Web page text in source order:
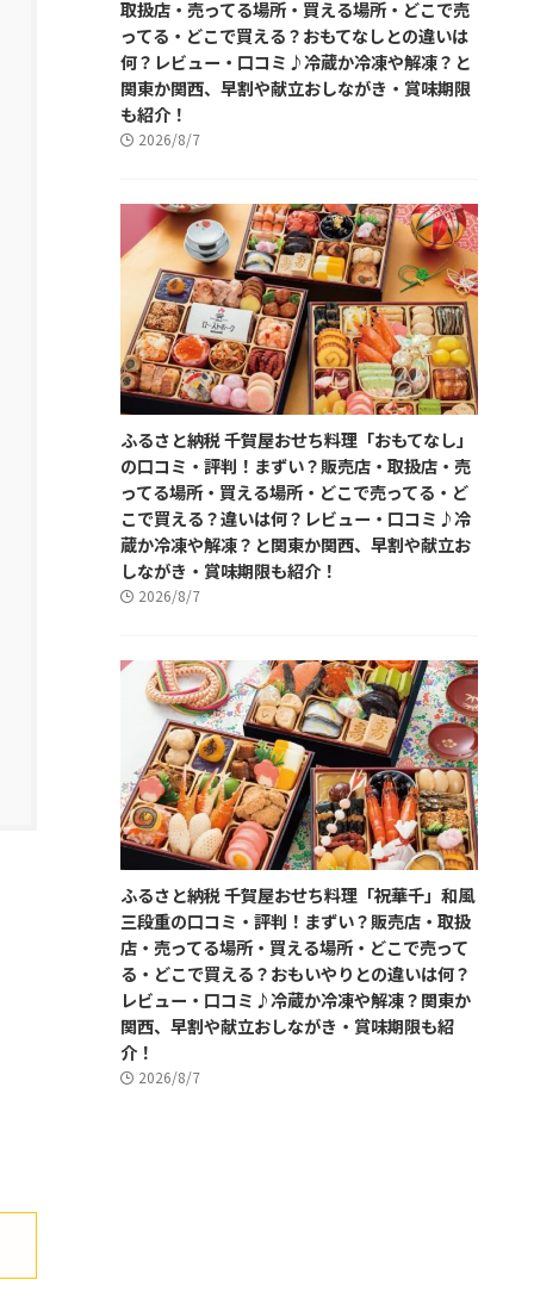
取扱店・売ってる場所・買える場所・どこで売
ってる・どこで買える？おもてなしとの違いは
何？レビュー・口コミ♪冷蔵か冷凍や解凍？と
関東か関西、早割や献立おしながき・賞味期限
も紹介！
2026/8/7
ふるさと納税 千賀屋おせち料理「おもてなし」
の口コミ・評判！まずい？販売店・取扱店・売
ってる場所・買える場所・どこで売ってる・ど
こで買える？違いは何？レビュー・口コミ♪冷
蔵か冷凍や解凍？と関東か関西、早割や献立お
しながき・賞味期限も紹介！
2026/8/7
ふるさと納税 千賀屋おせち料理「祝華千」和風
三段重の口コミ・評判！まずい？販売店・取扱
店・売ってる場所・買える場所・どこで売って
る・どこで買える？おもいやりとの違いは何？
レビュー・口コミ♪冷蔵か冷凍や解凍？関東か
関西、早割や献立おしながき・賞味期限も紹
介！
2026/8/7